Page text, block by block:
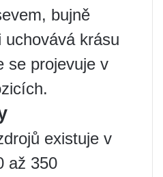
bujně
uchovává krásu
se projevuje v
existuje v
až 350